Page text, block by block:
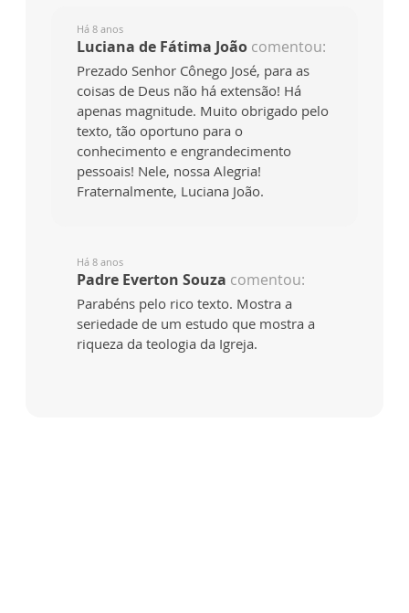
Há 8 anos
Luciana de Fátima João comentou:
Prezado Senhor Cônego José, para as
coisas de Deus não há extensão! Há
apenas magnitude. Muito obrigado pelo
texto, tão oportuno para o
conhecimento e engrandecimento
pessoais! Nele, nossa Alegria!
Fraternalmente, Luciana João.
Há 8 anos
Padre Everton Souza comentou:
Parabéns pelo rico texto. Mostra a
seriedade de um estudo que mostra a
riqueza da teologia da Igreja.